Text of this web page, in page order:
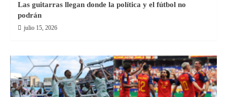
Las guitarras llegan donde la política y el fútbol no
podrán
julio 15, 2026